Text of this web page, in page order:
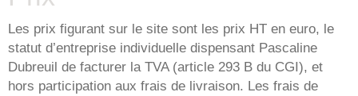
Les prix figurant sur le site sont les prix HT en euro, le
statut d’entreprise individuelle dispensant Pascaline
Dubreuil de facturer la TVA (article 293 B du CGI), et
hors participation aux frais de livraison. Les frais de